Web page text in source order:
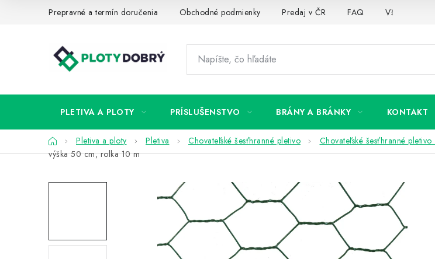
Prepravné a termín doručenia Obchodné podmienky Predaj v ČR FAQ Všetko o
PLETIVA A PLOTY PRÍSLUŠENSTVO BRÁNY A BRÁNKY KONTAKT
DomovPletiva a ploty Pletiva Chovateľské šesťhranné pletivo Chovateľské šesťhranné
výška 50 cm, rolka 10 m